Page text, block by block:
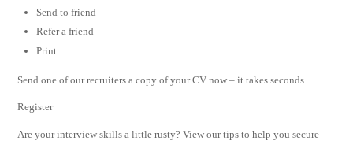
Send to friend
Refer a friend
Print
Send one of our recruiters a copy of your CV now – it takes seconds.
Register
Are your interview skills a little rusty? View our tips to help you secure